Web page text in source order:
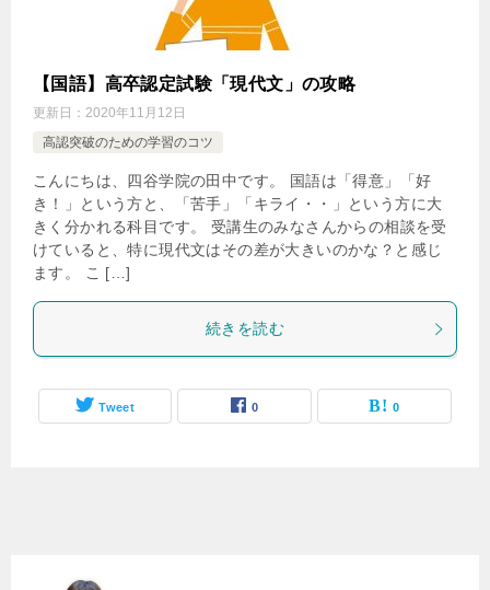
【国語】高卒認定試験「現代文」の攻略
更新日： 2020年11月12日
高認突破のための学習のコツ
こんにちは、四谷学院の田中です。 国語は「得意」「好
き！」という方と、「苦手」「キライ・・」という方に大
きく分かれる科目です。 受講生のみなさんからの相談を受
けていると、特に現代文はその差が大きいのかな？と感じ
ます。 こ […]
続きを読む
Tweet 0 0